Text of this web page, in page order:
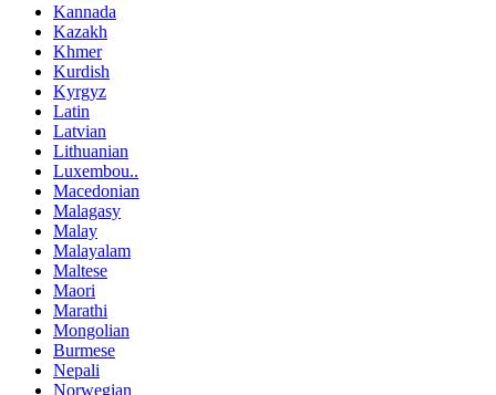
Kannada
Kazakh
Khmer
Kurdish
Kyrgyz
Latin
Latvian
Lithuanian
Luxembou..
Macedonian
Malagasy
Malay
Malayalam
Maltese
Maori
Marathi
Mongolian
Burmese
Nepali
Norwegian